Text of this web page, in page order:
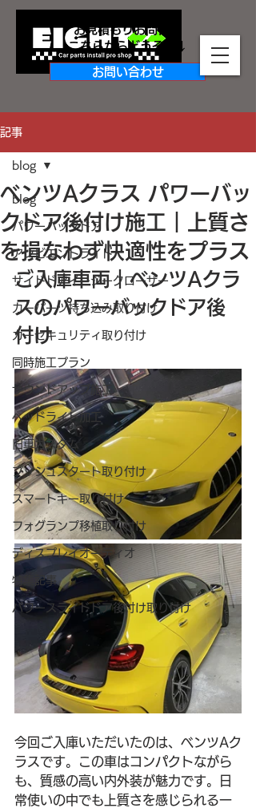
お見積もりお問合せ
​こちらからどうぞ↓↓
お問い合わせ
記事
blog
パワーバックドア
アンビエントライト
サイドドアイージークローザー
カーパーツ持ち込み取り付け
カーセキュリティ取り付け
同時施工プラン
サウンドアップ施工
ヘッドライト加工
旧車カスタム
プッシュスタート取り付け
スマートキー取り付け
フォグランプ移植取り付け
ディスプレイオーディオ
特集記事
パワースライドドア後付け取り付け
blog
ベンツAクラス パワーバッ
クドア後付け施工｜上質さ
を損なわず快適性をプラス
ご入庫車両｜ベンツAクラ
スのパワーバックドア後
付け
今回ご入庫いただいたのは、ベンツAク
ラスです。この車はコンパクトながら
も、質感の高い内外装が魅力です。日
常使いの中でも上質さを感じられる一